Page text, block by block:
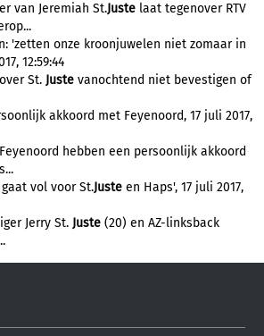
van Jeremiah St.Juste laat tegenover RTV
'zetten onze kroonjuwelen niet zomaar in
12:59:44
St. Juste vanochtend niet bevestigen of
akkoord met Feyenoord, 17 juli 2017,
hebben een persoonlijk akkoord
vol voor St.Juste en Haps', 17 juli 2017,
Jerry St. Juste (20) en AZ-linksback